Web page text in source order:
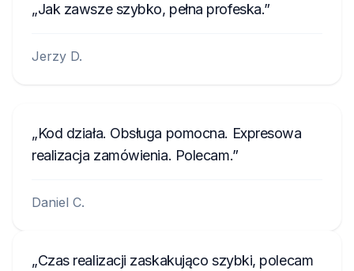
Jak zawsze szybko, pełna profeska.
Jerzy D.
Kod działa. Obsługa pomocna. Expresowa
realizacja zamówienia. Polecam.
Daniel C.
Czas realizacji zaskakująco szybki, polecam